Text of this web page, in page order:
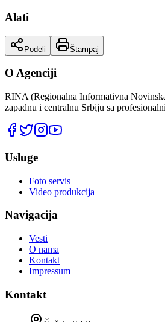
Alati
Podeli Štampaj
O Agenciji
RINA (Regionalna Informativna
zapadnu i centralnu Srbiju sa
Usluge
Foto servis
Video produkcija
Navigacija
Vesti
O nama
Kontakt
Impressum
Kontakt